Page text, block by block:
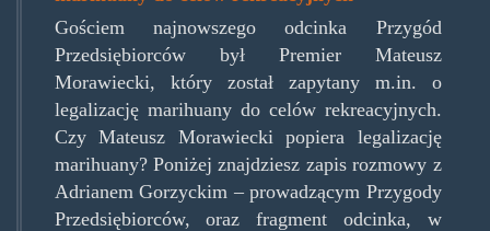
celow-
rekreacyjnych-
600x338.jpg
Gościem najnowszego odcinka Przygód
Przedsiębiorców był Premier Mateusz
Morawiecki, który został zapytany m.in. o
legalizację marihuany do celów rekreacyjnych.
Czy Mateusz Morawiecki popiera legalizację
marihuany? Poniżej znajdziesz zapis rozmowy z
Adrianem Gorzyckim – prowadzącym Przygody
Przedsiębiorców, oraz fragment odcinka, w